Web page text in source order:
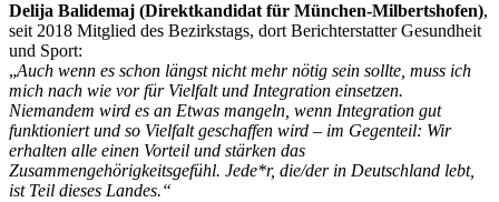
Delija Balidemaj (Direktkandidat für München-Milbertshofen),
seit 2018 Mitglied des Bezirkstags, dort Berichterstatter Gesundheit
und Sport:
„Auch wenn es schon längst nicht mehr nötig sein sollte, muss ich
mich nach wie vor für Vielfalt und Integration einsetzen.
Niemandem wird es an Etwas mangeln, wenn Integration gut
funktioniert und so Vielfalt geschaffen wird – im Gegenteil: Wir
erhalten alle einen Vorteil und stärken das
Zusammengehörigkeitsgefühl. Jede*r, die/der in Deutschland lebt,
ist Teil dieses Landes.“